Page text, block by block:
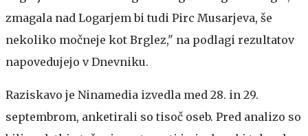
zmagala nad Logarjem bi tudi Pirc Musarjeva, še
nekoliko močneje kot Brglez," na podlagi rezultatov
napovedujejo v Dnevniku.
Raziskavo je Ninamedia izvedla med 28. in 29.
septembrom, anketirali so tisoč oseb. Pred analizo so